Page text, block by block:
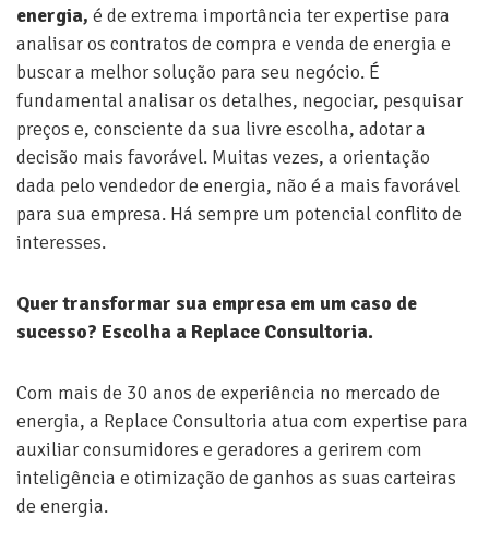
energia, é de extrema importância ter expertise para
analisar os contratos de compra e venda de energia e
buscar a melhor solução para seu negócio. É
fundamental analisar os detalhes, negociar, pesquisar
preços e, consciente da sua livre escolha, adotar a
decisão mais favorável. Muitas vezes, a orientação
dada pelo vendedor de energia, não é a mais favorável
para sua empresa. Há sempre um potencial conflito de
interesses.
Quer transformar sua empresa em um caso de
sucesso? Escolha a Replace Consultoria.
Com mais de 30 anos de experiência no mercado de
energia, a Replace Consultoria atua com expertise para
auxiliar consumidores e geradores a gerirem com
inteligência e otimização de ganhos as suas carteiras
de energia.